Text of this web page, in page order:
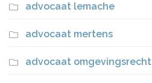
advocaat lemache
advocaat mertens
advocaat omgevingsrecht